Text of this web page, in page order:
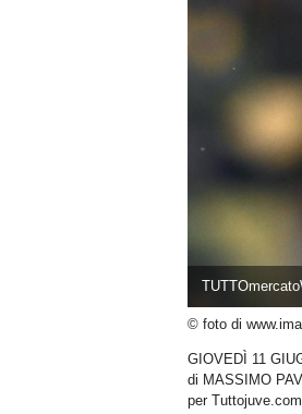
© foto di
GIOVEDÌ 11
di MASSIMO
per Tuttojuve.com